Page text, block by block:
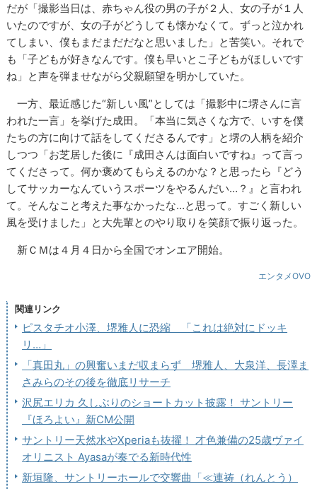
だが「撮影当日は、赤ちゃん役の男の子が２人、女の子が１人
いたのですが、女の子がどうしても懐かなくて。ずっと泣かれ
てしまい、僕もまだまだだなと思いました」と苦笑い。それで
も「子どもが好きなんです。僕も早いとこ子どもがほしいです
ね」と声を弾ませながら父親願望を明かしていた。
一方、最近感じた“新しい風”としては「撮影中に堺さんに言
われた一言」を挙げた成田。「本当に気さくな方で、いすを僕
たちの方に向けて話をしてくださるんです」と堺の人柄を紹介
しつつ「お芝居した後に『成田さんは面白いですね』って言っ
てくださって。何か褒めてもらえるのかな？と思ったら『どう
してサッカーなんていうスポーツをやるんだい…？』と言われ
て。そんなこと考えた事なかったな…と思って。すごく新しい
風を受けました」と大先輩とのやり取りを笑顔で振り返った。
新ＣＭは４月４日から全国でオンエア開始。
エンタメOVO
関連リンク
ピスタチオ小澤、堺雅人に恐縮 「これは絶対にドッキ
リ…」
「真田丸」の興奮いまだ収まらず 堺雅人、大泉洋、長澤ま
さみらのその後を徹底リサーチ
沢尻エリカ 久しぶりのショートカット披露！ サントリー
『ほろよい』新CM公開
サントリー天然水やXperiaも抜擢！ 才色兼備の25歳ヴァイ
オリニスト Ayasaが奏でる新時代性
新垣隆、サントリーホールで交響曲「≪連祷（れんとう）